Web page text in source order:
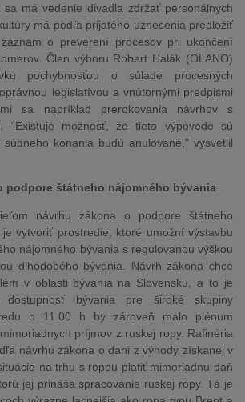
sa má vedenie divadla zdržať personálnych
má podľa prijatého uznesenia predložiť
o preverení procesov pri ukončení
Člen výboru Robert Halák (OĽANO)
pochybnosťou o súlade procesných
legislatívou a vnútornými predpismi
sa napríklad prerokovania návrhov s
"Existuje možnosť, že tieto výpovede sú
konania budú anulované," vysvetlil
podpore štátneho nájomného bývania
návrhu zákona o podpore štátneho
vytvoriť prostredie, ktoré umožní výstavbu
nájomného bývania s regulovanou výškou
dlhodobého bývania. Návrh zákona chce
v oblasti bývania na Slovensku, a to je
bývania pre široké skupiny
o 11.00 h by zároveň malo plénum
príjmov z ruskej ropy. Rafinéria
návrhu zákona o dani z výhody získanej v
na trhu s ropou platiť mimoriadnu daň
jej prináša spracovanie ruskej ropy. Tá je